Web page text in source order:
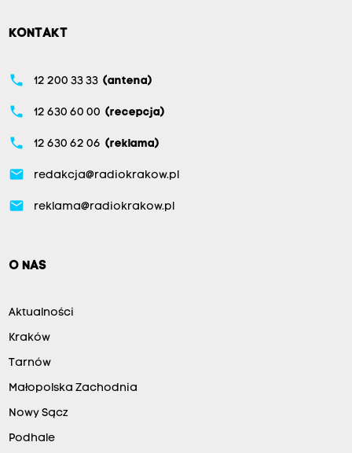
KONTAKT
phone 12 200 33 33 (antena)
phone 12 630 60 00 (recepcja)
phone 12 630 62 06 (reklama)
email redakcja@radiokrakow.pl
email reklama@radiokrakow.pl
O NAS
Aktualności
Kraków
Tarnów
Małopolska Zachodnia
Nowy Sącz
Podhale